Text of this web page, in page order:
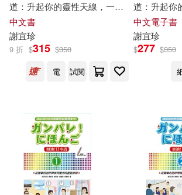
可港澳店取(8)
可新加坡店取(4)
上市日期 (可複選)
一個月內上市新品(1)
道：升起你的靈性天線，一起
踏上通往高我的回家之路
中文書
謝宜珍
9 折 $315 $350
電
試閱
道：升起你
踏上通往高
書)
中文電子書
謝宜珍
$277 $350